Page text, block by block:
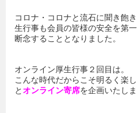
コロナ・コロナと流石に聞き飽
生行事も会員の皆様の安全を第
断念することとなりました。
オンライン厚生行事２回目は。
こんな時代だからこそ明るく楽
とオンライン寄席を企画いたしま